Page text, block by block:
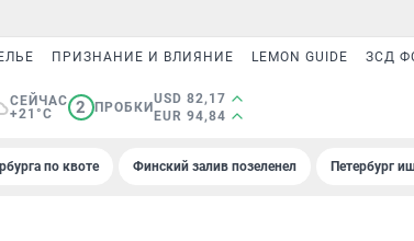
ПРИЗНАНИЕ И ВЛИЯНИЕ LEMON GUIDE ЗСД
СЕЙЧАС
+21°C
2 ПРОБКИ
USD 82,17
EUR 94,84
по квоте Финский залив позеленел Петербург